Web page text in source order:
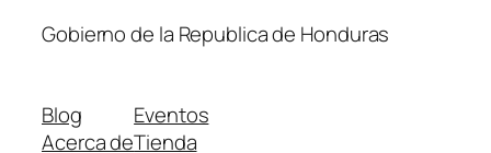
Gobierno de la Republica de Honduras
Blog
Acerca de
Eventos
Tienda